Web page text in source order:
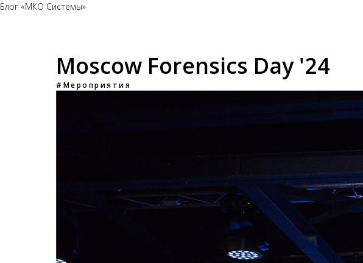
Блог «МКО Системы»
Moscow Forensics Day '24
#Мероприятия